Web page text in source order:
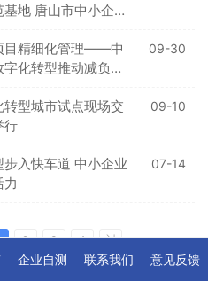
地 唐山市中小企业
目精细化管理——中
化转型推动减负、
09-30
型城市试点现场交
行
09-10
入快车道 中小企业
力
07-14
2 3 4
企业自测 联系我们 意见反馈